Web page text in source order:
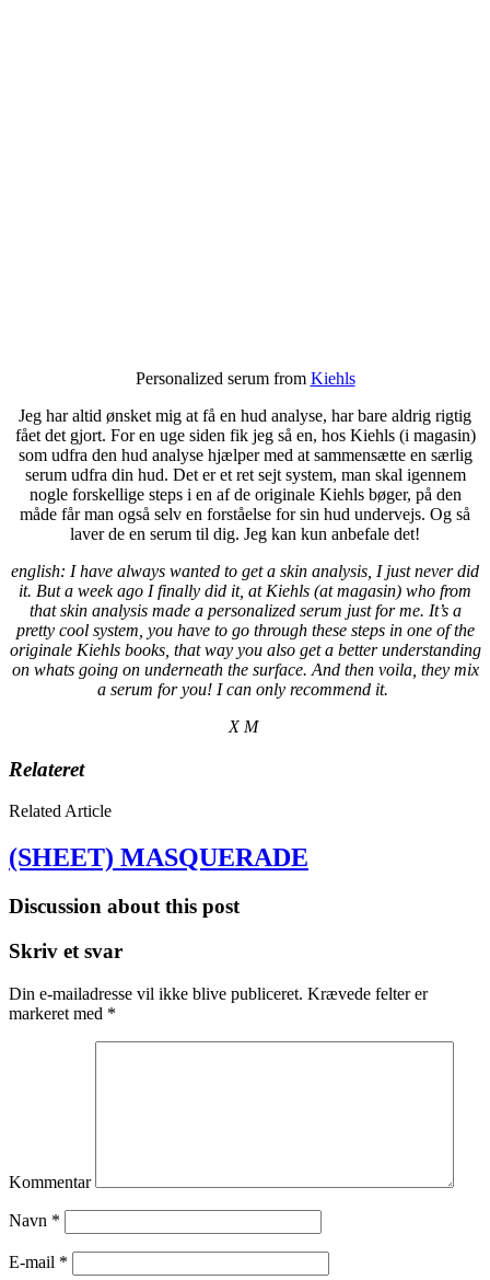
Personalized serum from Kiehls
Jeg har altid ønsket mig at få en hud analyse, har bare aldrig rigtig
fået det gjort. For en uge siden fik jeg så en, hos Kiehls (i magasin)
som udfra den hud analyse hjælper med at sammensætte en særlig
serum udfra din hud. Det er et ret sejt system, man skal igennem
nogle forskellige steps i en af de originale Kiehls bøger, på den
måde får man også selv en forståelse for sin hud undervejs. Og så
laver de en serum til dig. Jeg kan kun anbefale det!
english: I have always wanted to get a skin analysis, I just never did
it. But a week ago I finally did it, at Kiehls (at magasin) who from
that skin analysis made a personalized serum just for me. It’s a
pretty cool system, you have to go through these steps in one of the
originale Kiehls books, that way you also get a better understanding
on whats going on underneath the surface. And then voila, they mix
a serum for you! I can only recommend it.
X M
Relateret
Related Article
(SHEET) MASQUERADE
Discussion about this post
Skriv et svar
Din e-mailadresse vil ikke blive publiceret. Krævede felter er
markeret med *
Kommentar
Navn *
E-mail *